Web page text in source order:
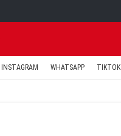
INSTAGRAM WHATSAPP TIKTOK